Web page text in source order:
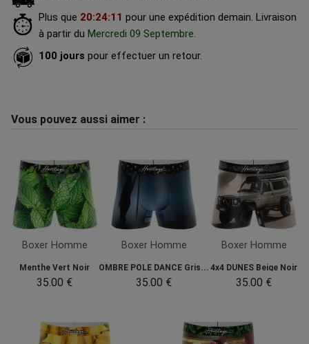
Plus que 20:24:10 pour une expédition demain. Livraison
à partir du Mercredi 09 Septembre.
100 jours pour effectuer un retour.
Vous pouvez aussi aimer :
Boxer Homme
Menthe Vert Noir
35.00 €
Boxer Homme
OMBRE POLE DANCE Gris...
35.00 €
Boxer Homme
4x4 DUNES Beige Noir
35.00 €